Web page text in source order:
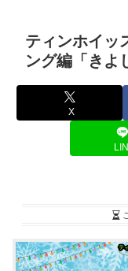
ティンホイッ
ング編「きよ
X